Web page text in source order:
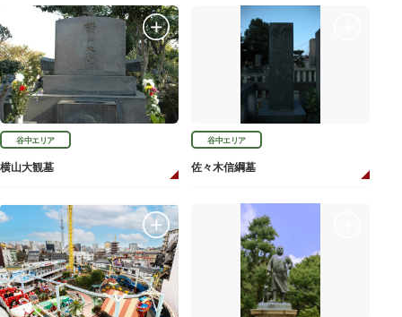
谷中エリア
横山大観墓
谷中エリア
佐々木信綱墓